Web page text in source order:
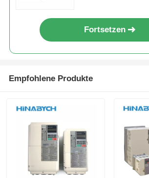
Fortsetzen
Empfohlene Produkte